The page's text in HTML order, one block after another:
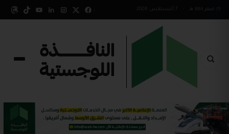
٢٤ صفر ١٤٤٨ هـ 7 أغسطس 2026